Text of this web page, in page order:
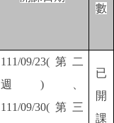
數
111/09/23( 第二
週)、
111/09/30(第三
已
開
課